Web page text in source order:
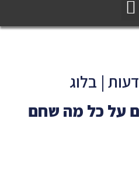
| בלוג
על כל מה שחם